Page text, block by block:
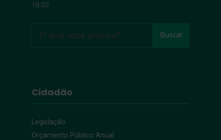
18:00
Buscar
Cidadão
Legislação
Orçamento Público Anual